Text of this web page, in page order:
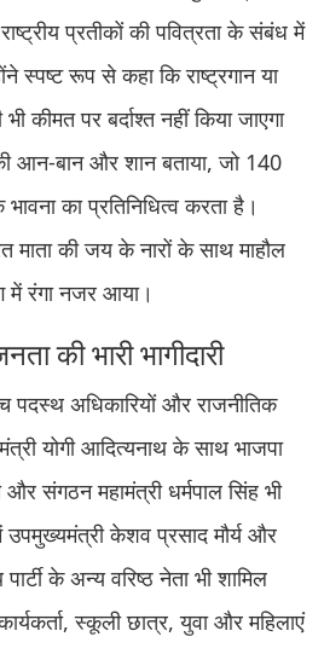
प्रतीकों की पवित्रता के संबंध में
स्पष्ट रूप से कहा कि राष्ट्रगान या
कीमत पर बर्दाश्त नहीं किया जाएगा
आन-बान और शान बताया, जो 140
का प्रतिनिधित्व करता है।
की जय के नारों के साथ माहौल
में रंगा नजर आया।
की भारी भागीदारी
पदस्थ अधिकारियों और राजनीतिक
योगी आदित्यनाथ के साथ भाजपा
संगठन महामंत्री धर्मपाल सिंह भी
केशव प्रसाद मौर्य और
के अन्य वरिष्ठ नेता भी शामिल
स्कूली छात्र, युवा और महिलाएं